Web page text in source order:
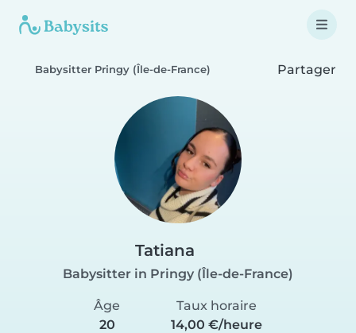
Babysitter Pringy (Île-de-France) Partager
Tatiana
Babysitter in Pringy (Île-de-France)
Âge
20
Taux horaire
14,00 €/heure